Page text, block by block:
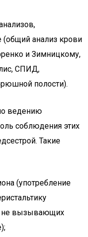
анализ крови
и Зимницкому,
СПИД,
полости).
ведению
соблюдения этих
Такие
(употребление
не вызывающих